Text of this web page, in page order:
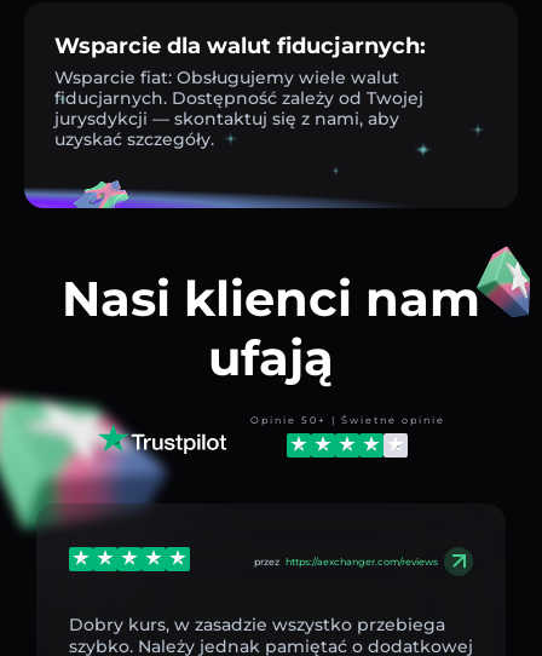
Wsparcie dla walut fiducjarnych:
Wsparcie fiat: Obsługujemy wiele walut
fiducjarnych. Dostępność zależy od Twojej
jurysdykcji — skontaktuj się z nami, aby
uzyskać szczegóły.
Nasi klienci nam
ufają
Opinie 50+ | Świetne opinie
przez https://aexchanger.com/reviews
Dobry kurs, w zasadzie wszystko przebiega
szybko. Należy jednak pamiętać o dodatkowej